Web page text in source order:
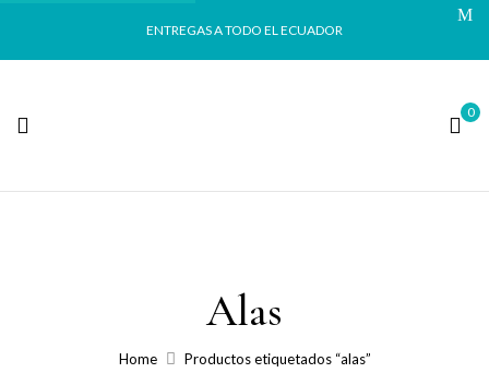
ENTREGAS A TODO EL ECUADOR
0
Alas
Home Productos etiquetados “alas”